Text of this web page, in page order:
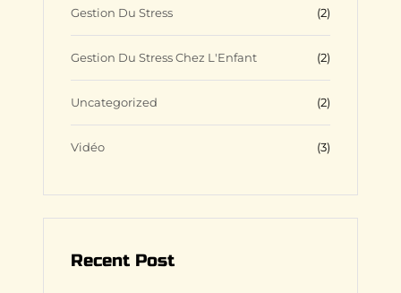
Gestion Du Stress (2)
Gestion Du Stress Chez L'Enfant (2)
Uncategorized (2)
Vidéo (3)
Recent Post